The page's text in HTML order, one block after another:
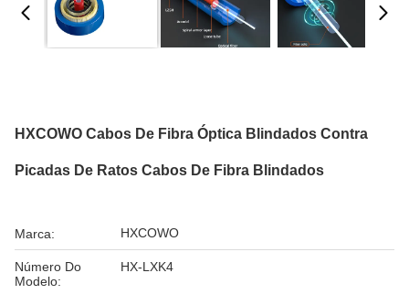
HXCOWO Cabos De Fibra Óptica Blindados Contra
Picadas De Ratos Cabos De Fibra Blindados
Marca: HXCOWO
Número Do
Modelo:
HX-LXK4